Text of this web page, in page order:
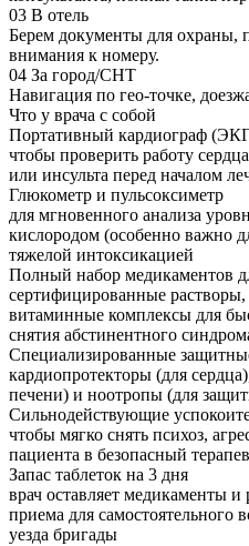
03 В отель
Берем документы для охраны,
внимания к номеру.
04 За город/СНТ
Навигация по гео-точке,
Что у врача с собой
Портативный кардиограф
чтобы проверить работу
или инсульта перед началом
Глюкометр и пульсоксиметр
для мгновенного анализа
кислородом (особенно важно
тяжелой интоксикацией
Полный набор медикаментов
сертифицированные растворы,
витаминные комплексы для
снятия абстинентного
Специализированные
кардиопротекторы (для
печени) и ноотропы (для
Сильнодействующие
чтобы мягко снять психоз,
пациента в безопасный
Запас таблеток на 3 дня
врач оставляет медикаменты
приема для самостоятельного
уезда бригады